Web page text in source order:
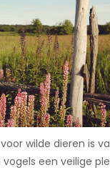
wilde dieren is
een veilige